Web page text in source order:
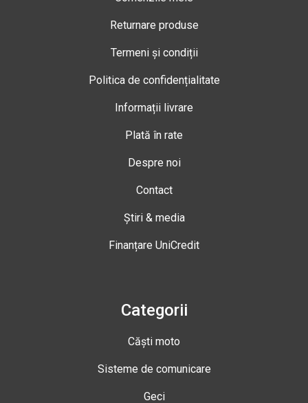
Returnare produse
Termeni și condiții
Politica de confidențialitate
Informații livrare
Plată în rate
Despre noi
Contact
Știri & media
Finanțare UniCredit
Categorii
Căști moto
Sisteme de comunicare
Geci